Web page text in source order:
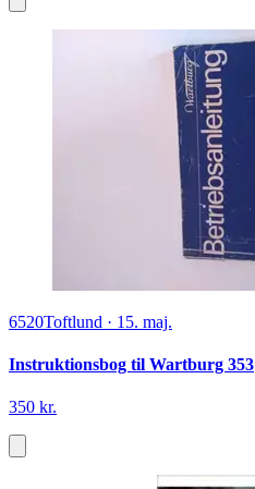
6520Toftlund · 15. maj.
Instruktionsbog til Wartburg 353
350 kr.